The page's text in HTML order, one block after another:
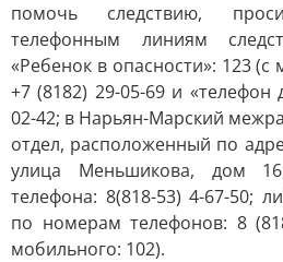
помочь следствию,
телефонным линиям
«Ребенок в опасности»: 123
+7 (8182) 29-05-69 и «телефон
02-42; в Нарьян-Марский
отдел, расположенный по
улица Меньшикова, дом
телефона: 8(818-53) 4-67-50;
по номерам телефонов: 8
мобильного: 102).